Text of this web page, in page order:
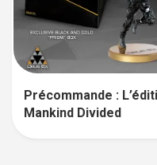
Précommande :
Mankind Divided